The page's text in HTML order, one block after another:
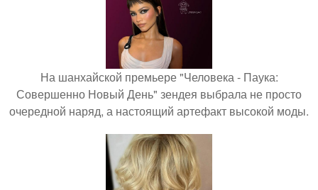
На шанхайской премьере "Человека - Паука:
Совершенно Новый День" зендея выбрала не просто
очередной наряд, а настоящий артефакт высокой моды.